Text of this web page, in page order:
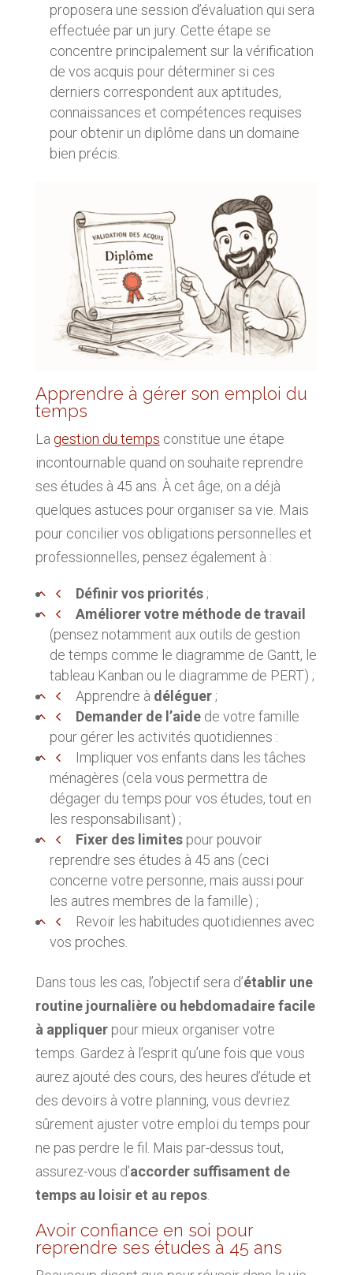
proposera une session d’évaluation qui sera
effectuée par un jury. Cette étape se
concentre principalement sur la vérification
de vos acquis pour déterminer si ces
derniers correspondent aux aptitudes,
connaissances et compétences requises
pour obtenir un diplôme dans un domaine
bien précis.
Apprendre à gérer son emploi du
temps
La gestion du temps constitue une étape
incontournable quand on souhaite reprendre
ses études à 45 ans. À cet âge, on a déjà
quelques astuces pour organiser sa vie. Mais
pour concilier vos obligations personnelles et
professionnelles, pensez également à :
Définir vos priorités;
Améliorer votre méthode de travail
(pensez notamment aux outils de gestion
de temps comme le diagramme de Gantt, le
tableau Kanban ou le diagramme de PERT) ;
Apprendre à déléguer;
Demander de l’aide de votre famille
pour gérer les activités quotidiennes :
Impliquer vos enfants dans les tâches
ménagères (cela vous permettra de
dégager du temps pour vos études, tout en
les responsabilisant) ;
Fixer des limites pour pouvoir
reprendre ses études à 45 ans (ceci
concerne votre personne, mais aussi pour
les autres membres de la famille) ;
Revoir les habitudes quotidiennes avec
vos proches.
Dans tous les cas, l’objectif sera d’établir une
routine journalière ou hebdomadaire facile
à appliquerpour mieux organiser votre
temps. Gardez à l’esprit qu’une fois que vous
aurez ajouté des cours, des heures d’étude et
des devoirs à votre planning, vous devriez
sûrement ajuster votre emploi du temps pour
ne pas perdre le fil. Mais par-dessus tout,
assurez-vous d’accorder suffisament de
temps au loisir et au repos.
Avoir confiance en soi pour
reprendre ses études à 45 ans